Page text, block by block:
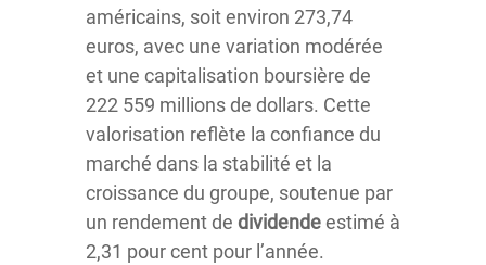
américains, soit environ 273,74
euros, avec une variation modérée
et une capitalisation boursière de
222 559 millions de dollars. Cette
valorisation reflète la confiance du
marché dans la stabilité et la
croissance du groupe, soutenue par
un rendement de dividendeestimé à
2,31 pour cent pour l’année.